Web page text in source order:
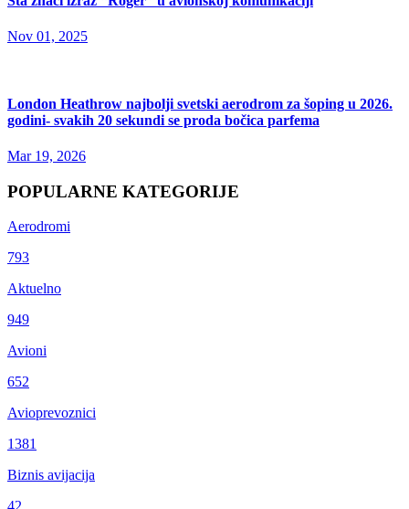
Nov 01, 2025
London Heathrow najbolji svetski aerodrom za šoping u 2026.
godini- svakih 20 sekundi se proda bočica parfema
Mar 19, 2026
POPULARNE KATEGORIJE
Aerodromi
793
Aktuelno
949
Avioni
652
Avioprevoznici
1381
Biznis avijacija